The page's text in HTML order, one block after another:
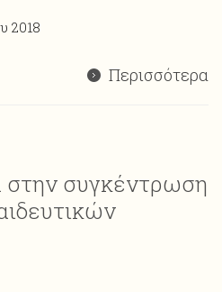
2018
Περισσότερα
συγκέντρωση